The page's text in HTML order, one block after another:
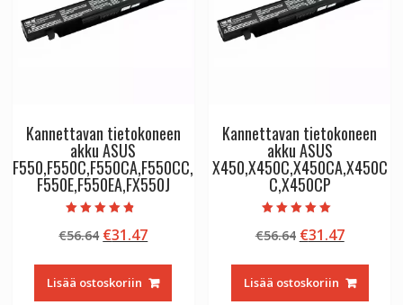
Kannettavan tietokoneen
akku ASUS
F550,F550C,F550CA,F550CC,
F550E,F550EA,FX550J
tuotteesta:
4.50
€56.64 Alkuperäinen
oli:
€56.64.
€31.47Nykyinen
on:
€31.47.
Lisää ostoskoriin
Kannettavan tietokoneen
akku ASUS
X450,X450C,X450CA,X450C
C,X450CP
tuotteesta:
5.00
€56.64 Alkuperäinen
oli:
€56.64.
€31.47
on:
€31.47.
Lisää ostoskoriin